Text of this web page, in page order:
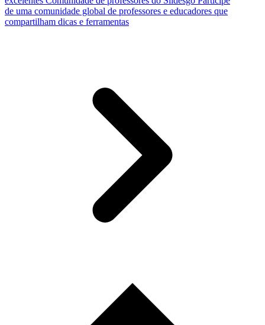
de uma comunidade global de professores e educadores que
compartilham dicas e ferramentas